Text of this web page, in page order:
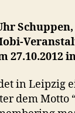
Schuppen,
27.10.2012
in Leipzig
dem Motto